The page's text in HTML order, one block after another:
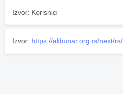
Izvor: Korisnici
Izvor: https://alibunar.org.rs/next/rs/